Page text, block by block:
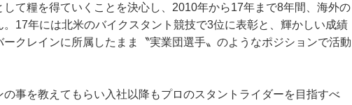
て糧を得ていくことを決心し、2010年から17年まで8年間、海外の
17年には北米のバイクスタント競技で3位に表彰と、輝かしい成績
クレインに所属したまま〝実業団選手〟のようなポジションで活動
の事を教えてもらい入社以降もプロのスタントライダーを目指すべ